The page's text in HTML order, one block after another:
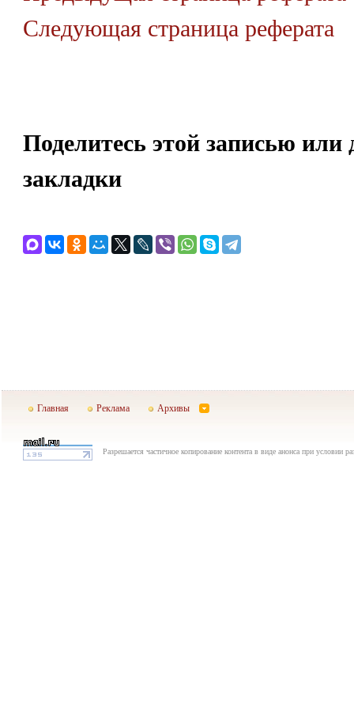
Следующая страница реферата
Поделитесь этой записью или
закладки
Главная Реклама Архивы
Разрешается частичное копирование контента в виде анонса при условии